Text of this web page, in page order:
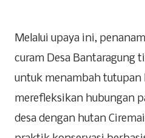
‎Melalui upaya ini,
curam Desa Bantaragung
untuk menambah tutupan
merefleksikan hubungan
desa dengan hutan